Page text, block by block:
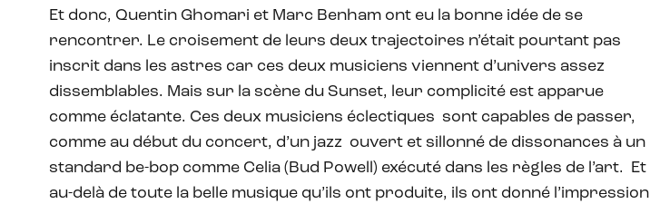
Et donc, Quentin Ghomari et Marc Benham ont eu la bonne idée de se
rencontrer. Le croisement de leurs deux trajectoires n’était pourtant pas
inscrit dans les astres car ces deux musiciens viennent d’univers assez
dissemblables. Mais sur la scène du Sunset, leur complicité est apparue
comme éclatante. Ces deux musiciens éclectiques sont capables de passer,
comme au début du concert, d’un jazz ouvert et sillonné de dissonances à un
standard be-bop comme Celia (Bud Powell) exécuté dans les règles de l’art. Et
au-delà de toute la belle musique qu’ils ont produite, ils ont donné l’impression